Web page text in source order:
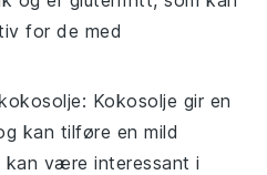
for de med
: Kokosolje gir en
kan tilføre en mild
være interessant i